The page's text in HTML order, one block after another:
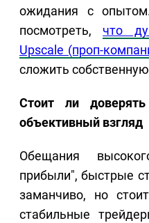
ожидания с
посмотреть,что
Upscale (проп-
сложить
Стоит ли
объективный взгляд
Обещания
прибыли", быстрые
заманчиво, но
стабильные